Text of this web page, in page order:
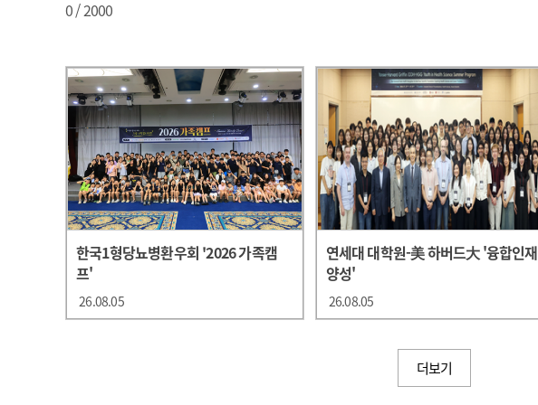
0/ 2000
한국1형당뇨병환우회 '2026 가족캠
프'
26.08.05
연세대 대학원-美 하버드大 '융합인재
양성'
26.08.05
더보기